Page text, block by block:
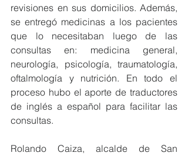
revisiones en sus domicilios. Además,
se entregó medicinas a los pacientes
que lo necesitaban luego de las
consultas en: medicina general,
neurología, psicología, traumatología,
oftalmología y nutrición. En todo el
proceso hubo el aporte de traductores
de inglés a español para facilitar las
consultas.
Rolando Caiza, alcalde de San